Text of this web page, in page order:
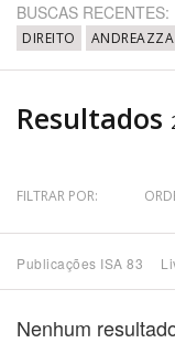
Até
Povo Indígena
BUSCAS RECENTES:
DIREITO ANDREAZZA
Resultados
FILTRAR POR:
Publicações ISA 83
Nenhum